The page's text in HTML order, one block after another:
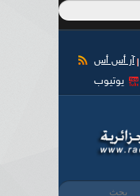
آر أس أس
يوتيوب
‏بحث ‏